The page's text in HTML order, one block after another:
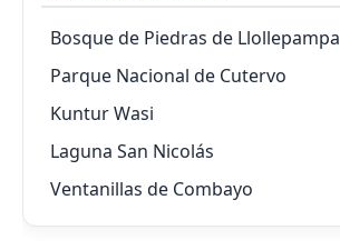
Bosque de Piedras de Llollepampa
Parque Nacional de Cutervo
Kuntur Wasi
Laguna San Nicolás
Ventanillas de Combayo